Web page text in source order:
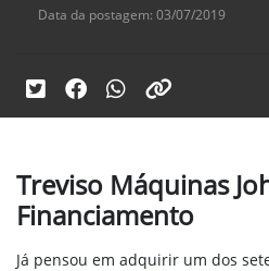
Data da postagem: 03/07/2019
Treviso Máquinas
Financiamento
Já pensou em adquirir um dos